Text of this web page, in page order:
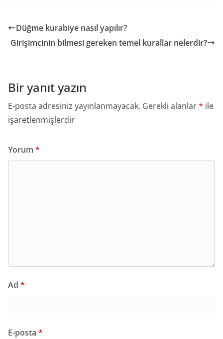
Düğme kurabiye nasıl yapılır?
Girişimcinin bilmesi gereken temel kurallar nelerdir?
Bir yanıt yazın
E-posta adresiniz yayınlanmayacak. Gerekli alanlar* ile
işaretlenmişlerdir
Yorum *
Ad *
E-posta *